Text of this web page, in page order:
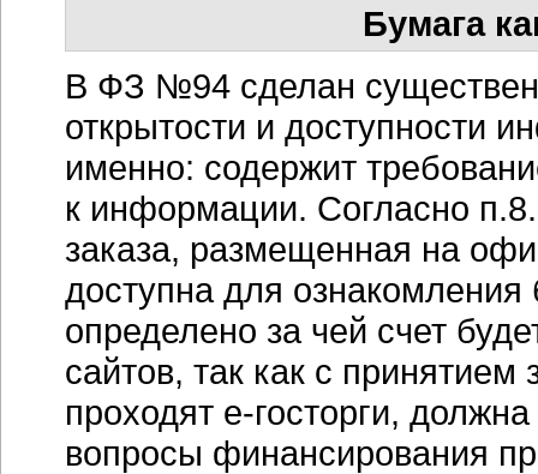
Бумага
В ФЗ №94 сделан
открытости и доступности
именно: содержит
к информации. Согласно
заказа, размещенная на
доступна для
определено за чей счет
сайтов, так как с
проходят е-госторги, должна
вопросы финансирования